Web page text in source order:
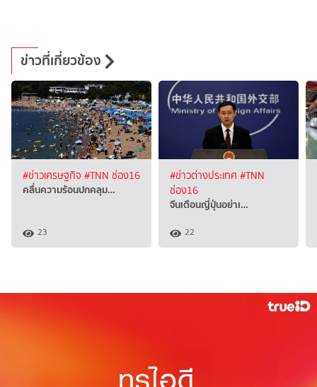
ข่าวที่เกี่ยวข้อง
#ข่าวเศรษฐกิจ #TNN ช่อง16
คลื่นความร้อนปกคลุม…
23
#ข่าวต่างประเทศ #TNN
ช่อง16
จีนเตือนญี่ปุ่นอย่าเ…
22